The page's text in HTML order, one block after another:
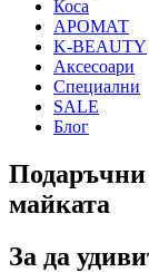
Коса
АРОМАТ
K-BEAUTY
Аксесоари
Специални
SALE
Блог
Подаръчни
майката
За да